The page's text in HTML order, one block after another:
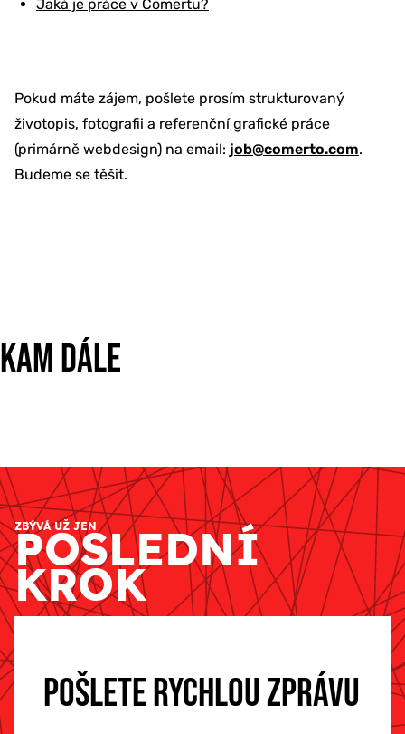
Jaká je práce v Comertu?
Pokud máte zájem, pošlete prosím strukturovaný
životopis, fotografii a referenční grafické práce
(primárně webdesign) na email: job@comerto.com.
Budeme se těšit.
KAM DÁLE
ZBÝVÁ UŽ JEN
POSLEDNÍ
KROK
POŠLETE RYCHLOU ZPRÁVU